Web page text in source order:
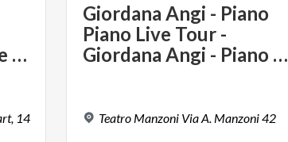
genialità, dell'amore e d'altri demoni
14
Giordana Angi - Piano
Piano Live Tour -
Giordana Angi - Piano piano tour
Teatro Manzoni ViaA. Manzoni42